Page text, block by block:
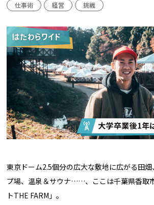
仕事術 経営 挑戦
東京ドーム2.5個分の広大な敷地に広がる田
プ場、温泉＆サウナ……、ここは千葉県香取
トTHE FARM」。